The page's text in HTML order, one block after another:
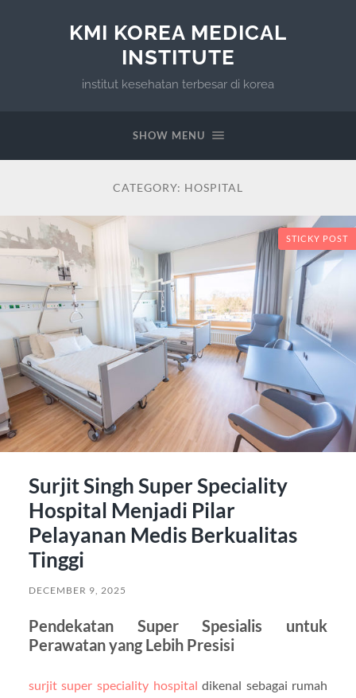
KMI KOREA MEDICAL
INSTITUTE
institut kesehatan terbesar di korea
SHOW MENU
CATEGORY: HOSPITAL
STICKY POST
Surjit Singh Super Speciality
Hospital Menjadi Pilar
Pelayanan Medis Berkualitas
Tinggi
DECEMBER 9, 2025
Pendekatan Super Spesialis untuk
Perawatan yang Lebih Presisi
surjit super speciality hospital dikenal sebagai rumah